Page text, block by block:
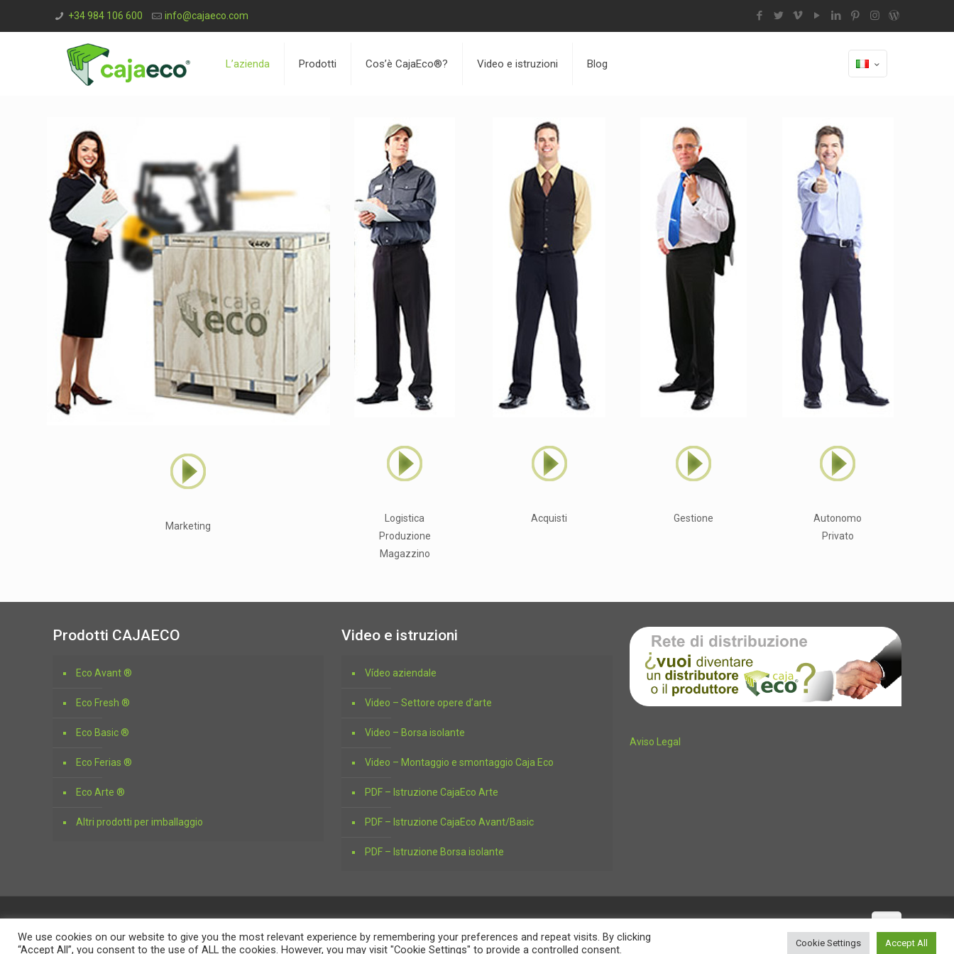
+34 984 106 600 info@cajaeco.com
L’azienda Prodotti Cos’è CajaEco®? Video e istruzioni Blog
Marketing
Logistica
Produzione
Magazzino
Acquisti Gestione
Autonomo
Privato
Prodotti CAJAECO
Eco Avant ®
Eco Fresh ®
Eco Basic ®
Eco Ferias ®
Eco Arte ®
Altri prodotti per imballaggio
Video e istruzioni
Vídeo aziendale
Video – Settore opere d’arte
Video – Borsa isolante
Video – Montaggio e smontaggio Caja Eco
PDF – Istruzione CajaEco Arte
PDF – Istruzione CajaEco Avant/Basic
PDF – Istruzione Borsa isolante
Aviso Legal
Localícenos cerca de Vd.
We use cookies on our website to give you the most relevant experience by remembering your preferences and repeat visits. By clicking
“Accept All”, you consent to the use of ALL the cookies. However, you may visit "Cookie Settings" to provide a controlled consent.
Cookie Settings Accept All